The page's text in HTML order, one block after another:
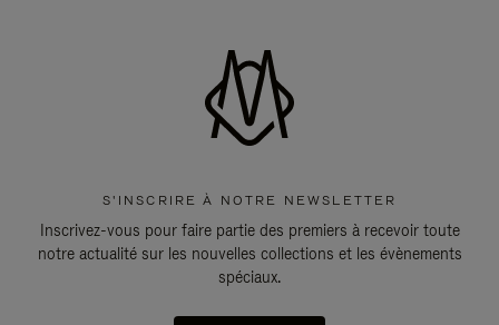
S'INSCRIRE À NOTRE NEWSLETTER
Inscrivez-vous pour faire partie des premiers à recevoir toute
notre actualité sur les nouvelles collections et les évènements
spéciaux.